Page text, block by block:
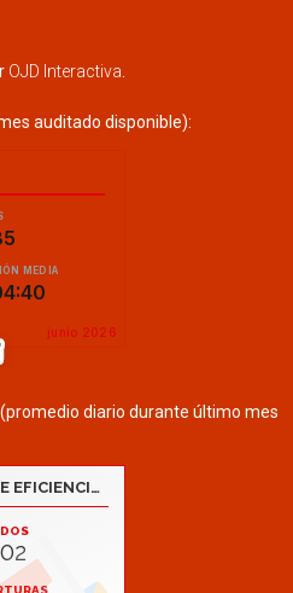
OJD Interactiva
auditado disponible):
(promedio diario durante último mes